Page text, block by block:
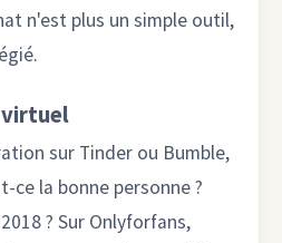
n'est plus un simple outil,
virtuel
sur Tinder ou Bumble,
ce la bonne personne ?
? Sur Onlyforfans,